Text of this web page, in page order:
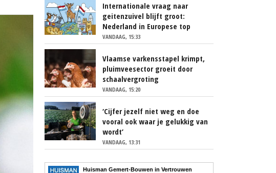
Internationale vraag naar
geitenzuivel blijft groot:
Nederland in Europese top
VANDAAG, 15:33
Vlaamse varkensstapel krimpt,
pluimveesector groeit door
schaalvergroting
VANDAAG, 15:20
‘Cijfer jezelf niet weg en doe
vooral ook waar je gelukkig van
wordt’
VANDAAG, 13:31
Huisman Gemert-Bouwen in Vertrouwen